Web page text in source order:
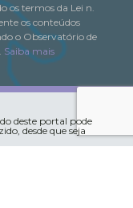
os termos da Lei n.
os conteúdos
o Observatório de
Saiba mais
deste portal pode
desde que seja